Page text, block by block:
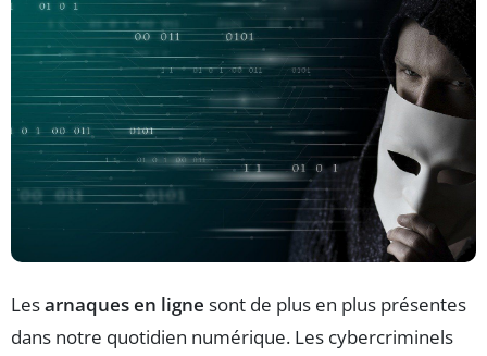
Lesarnaques en ligne sont de plus en plus présentes
dans notre quotidien numérique. Les cybercriminels